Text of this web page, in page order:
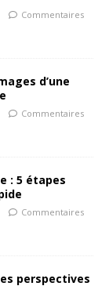
Commentaires
d’une
Commentaires
: 5 étapes
Commentaires
perspectives